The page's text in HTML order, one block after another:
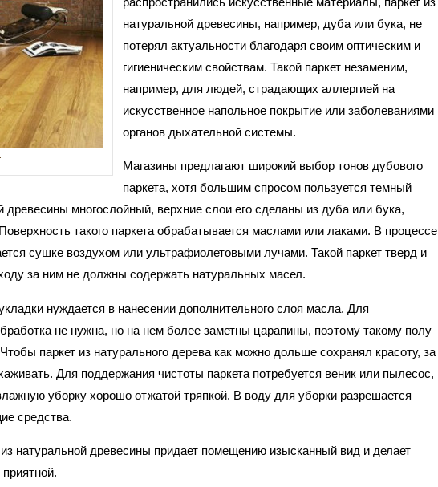
натуральной древесины, например, дуба или бука, не
потерял актуальности благодаря своим оптическим и
гигиеническим свойствам. Такой паркет незаменим,
например, для людей, страдающих аллергией на
искусственное напольное покрытие или заболеваниями
органов дыхательной системы.
Магазины предлагают широкий выбор тонов дубового
паркета, хотя большим спросом пользуется темный
древесины многослойный, верхние слои его сделаны из дуба или бука,
такого паркета обрабатывается маслами или лаками. В процессе
сушке воздухом или ультрафиолетовыми лучами. Такой паркет тверд и
за ним не должны содержать натуральных масел.
нуждается в нанесении дополнительного слоя масла. Для
не нужна, но на нем более заметны царапины, поэтому такому полу
паркет из натурального дерева как можно дольше сохранял красоту, за
Для поддержания чистоты паркета потребуется веник или пылесос,
уборку хорошо отжатой тряпкой. В воду для уборки разрешается
средства.
натуральной древесины придает помещению изысканный вид и делает